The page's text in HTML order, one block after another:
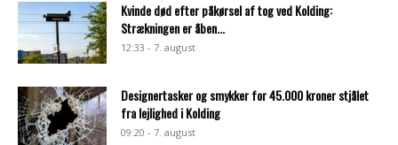
Kvinde død efter påkørsel af tog ved Kolding:
Strækningen er åben...
12:33 - 7. august
Designertasker og smykker for 45.000 kroner stjålet
fra lejlighed i Kolding
09:20 - 7. august